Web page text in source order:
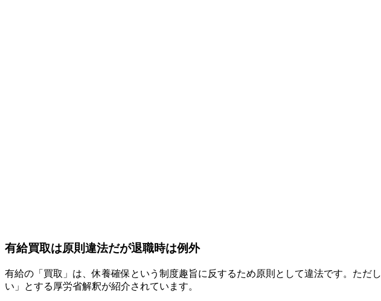
有給買取は原則違法だが退職時は例外
有給の「買取」は、休養確保という制度趣旨に反するため原則として違法です。ただし
い」とする厚労省解釈が紹介されています。